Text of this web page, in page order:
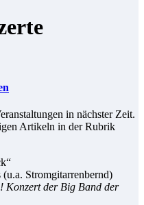
in nächs­ter Zeit.
Ar­ti­keln in der Ru­brik
Strom­gi­tar­ren­bernd)
Kon­zert der Big Band der